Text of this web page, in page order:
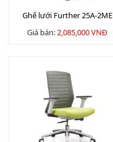
Ghế lưới Further 25A-2ME
Giá bán:2,085,000 VNĐ